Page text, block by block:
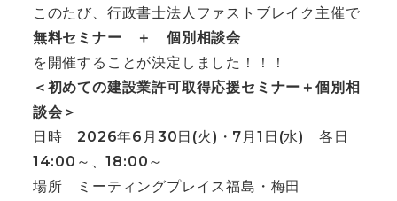
このたび、行政書士法人ファストブレイク主催で
無料セミナー ＋ 個別相談会
を開催することが決定しました！！！
＜初めての建設業許可取得応援セミナー＋個別相
談会＞
日時 2026年6月30日(火)・7月1日(水) 各日
14:00～、18:00～
場所 ミーティングプレイス福島・梅田